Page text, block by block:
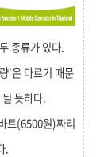
종류가 있다.
'은 다르기 때문
듯하다.
트(6500원)짜리
.